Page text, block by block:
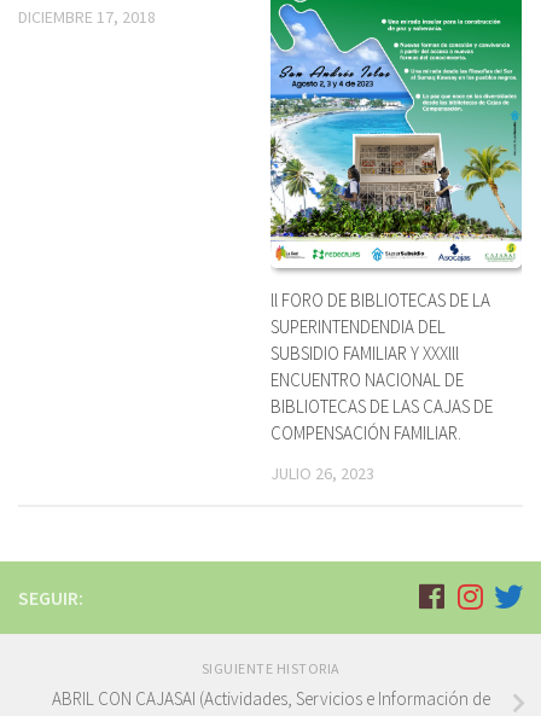
DICIEMBRE 17, 2018
ll FORO DE BIBLIOTECAS DE LA
SUPERINTENDENDIA DEL
SUBSIDIO FAMILIAR Y XXXlll
ENCUENTRO NACIONAL DE
BIBLIOTECAS DE LAS CAJAS DE
COMPENSACIÓN FAMILIAR.
JULIO 26, 2023
SEGUIR:
SIGUIENTE HISTORIA
ABRIL CON CAJASAI (Actividades, Servicios e Información de